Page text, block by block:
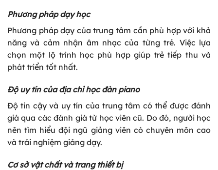
Phương pháp dạy học
Phương pháp dạy của trung tâm cần phù hợp với khả
năng và cảm nhận âm nhạc của từng trẻ. Việc lựa
chọn một lộ trình học phù hợp giúp trẻ tiếp thu và
phát triển tốt nhất.
Độ uy tín của địa chỉ học đàn piano
Độ tin cậy và uy tín của trung tâm có thể được đánh
giá qua các đánh giá từ học viên cũ. Do đó, người học
nên tìm hiểu đội ngũ giảng viên có chuyên môn cao
và trải nghiệm giảng dạy.
Cơ sở vật chất và trang thiết bị